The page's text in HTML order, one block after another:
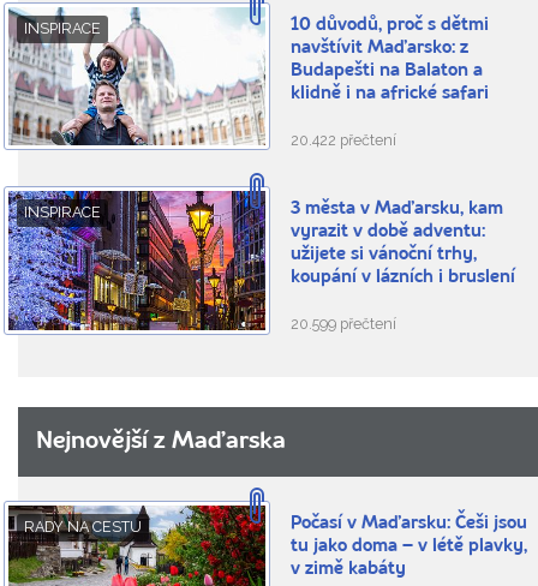
INSPIRACE
10 důvodů, proč s dětmi
navštívit Maďarsko: z
Budapešti na Balaton a
klidně i na africké safari
20.422 přečtení
INSPIRACE
3 města v Maďarsku, kam
vyrazit v době adventu:
užijete si vánoční trhy,
koupání v lázních i bruslení
20.599 přečtení
Nejnovější z Maďarska
RADY NA CESTU
Počasí v Maďarsku: Češi jsou
tu jako doma – v létě plavky,
v zimě kabáty